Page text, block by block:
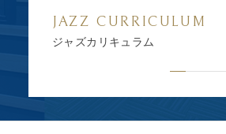
JAZZ CURRICULUM
ジャズカリキュラム